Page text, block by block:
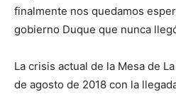
finalmente nos quedamos
gobierno Duque que nunca
La crisis actual de la Mesa de
de agosto de 2018 con la